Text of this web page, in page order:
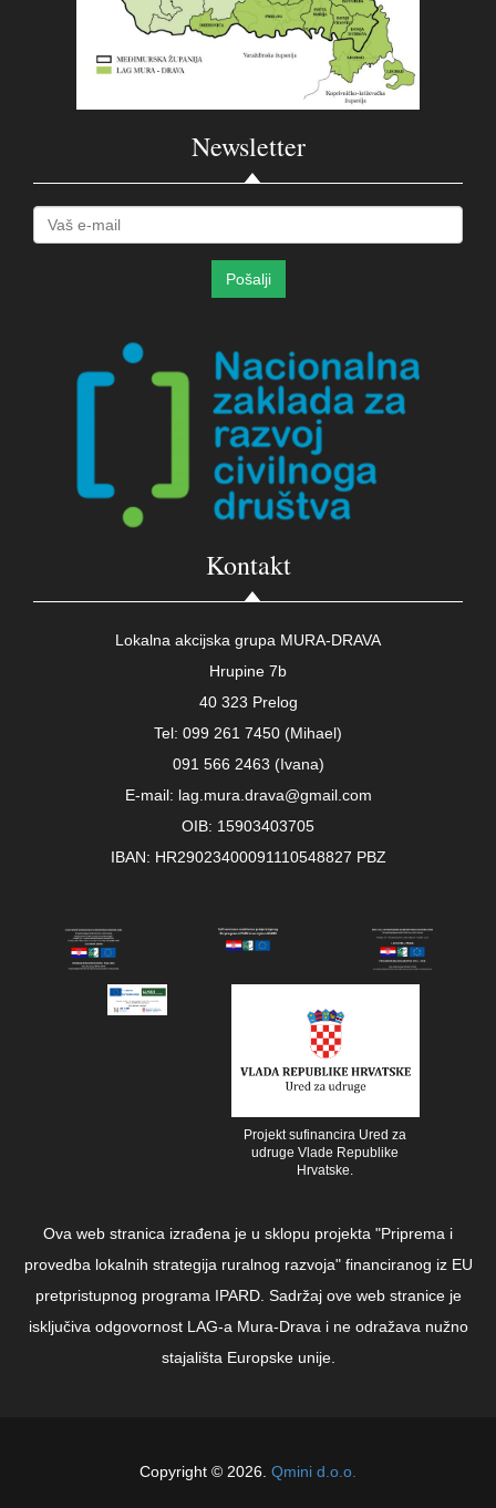
Newsletter
Kontakt
Lokalna akcijska grupa MURA-DRAVA
Hrupine 7b
40 323 Prelog
Tel: 099 261 7450 (Mihael)
091 566 2463 (Ivana)
E-mail: lag.mura.drava@gmail.com
OIB: 15903403705
IBAN: HR29023400091110548827 PBZ
Projekt sufinancira Ured za
udruge Vlade Republike
Hrvatske.
Ova web stranica izrađena je u sklopu projekta "Priprema i
provedba lokalnih strategija ruralnog razvoja" financiranog iz EU
pretpristupnog programa IPARD. Sadržaj ove web stranice je
isključiva odgovornost LAG-a Mura-Drava i ne odražava nužno
stajališta Europske unije.
Copyright © 2026. Qmini d.o.o.